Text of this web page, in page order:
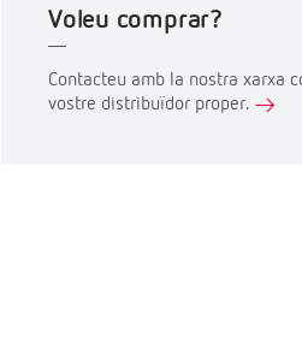
Voleu comprar?
Contacteu amb la nostra xarxa
vostre distribuïdor proper.